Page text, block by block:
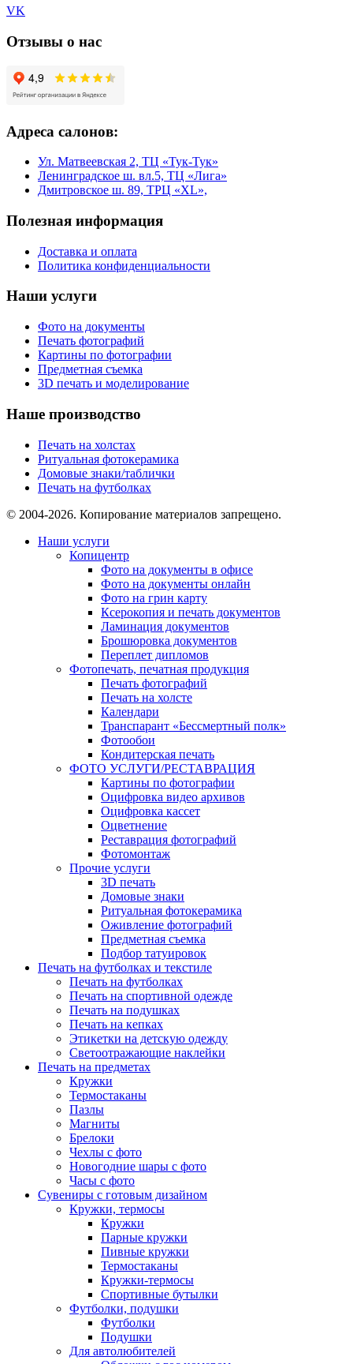
VK
Отзывы о нас
Адреса салонов:
Ул. Матвеевская 2, ТЦ «Тук-Тук»
Ленинградское ш. вл.5, ТЦ «Лига»
Дмитровское ш. 89, ТРЦ «XL»,
Полезная информация
Доставка и оплата
Политика конфиденциальности
Наши услуги
Фото на документы
Печать фотографий
Картины по фотографии
Предметная съемка
3D печать и моделирование
Наше производство
Печать на холстах
Ритуальная фотокерамика
Домовые знаки/таблички
Печать на футболках
© 2004-2026. Копирование материалов запрещено.
Наши услуги
Копицентр
Фото на документы в офисе
Фото на документы онлайн
Фото на грин карту
Ксерокопия и печать документов
Ламинация документов
Брошюровка документов
Переплет дипломов
Фотопечать, печатная продукция
Печать фотографий
Печать на холсте
Календари
Транспарант «Бессмертный полк»
Фотообои
Кондитерская печать
ФОТО УСЛУГИ/РЕСТАВРАЦИЯ
Картины по фотографии
Оцифровка видео архивов
Оцифровка кассет
Оцветнение
Реставрация фотографий
Фотомонтаж
Прочие услуги
3D печать
Домовые знаки
Ритуальная фотокерамика
Оживление фотографий
Предметная съемка
Подбор татуировок
Печать на футболках и текстиле
Печать на футболках
Печать на спортивной одежде
Печать на подушках
Печать на кепках
Этикетки на детскую одежду
Светоотражающие наклейки
Печать на предметах
Кружки
Термостаканы
Пазлы
Магниты
Брелоки
Чехлы с фото
Новогодние шары с фото
Часы с фото
Сувениры с готовым дизайном
Кружки, термосы
Кружки
Парные кружки
Пивные кружки
Термостаканы
Кружки-термосы
Спортивные бутылки
Футболки, подушки
Футболки
Подушки
Для автолюбителей